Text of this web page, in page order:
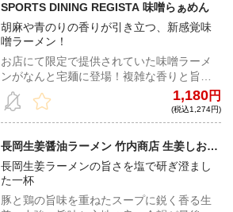
SPORTS DINING REGISTA 味噌らぁめん
胡麻や青のりの香りが引き立つ、新感覚味
噌ラーメン！
お店にて限定で提供されていた味噌ラーメ
ンがなんと宅麺に登場！複雑な香りと旨み
がきっとあなたを魅了する！REGISTAなら
ではの極上の味わいをご堪能あれ！
1,180円
(税込1,274円)
長岡生姜醤油ラーメン 竹内商店 生姜しおラ
ーメン
長岡生姜ラーメンの旨さを塩で研ぎ澄まし
た一杯
豚と鶏の旨味を重ねたスープに鋭く香る生